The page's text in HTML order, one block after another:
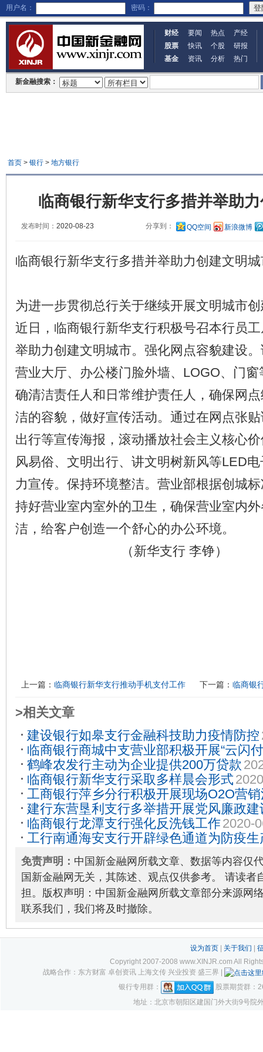
用户名： 密码：
财经 要闻 热点
产经
股票
快讯 个股
研报
基金
资讯 分析 热门
新金融搜索：
首页> 银行> 地方银行
临商银行新华支行多措并举助
发布时间： 2020-08-23 分享到： QQ空间 新浪微博
临商银行新华支行多措并举助力创建文明
为进一步贯彻总行关于继续开展文明城市
近日，临商银行新华支行积极号召本行员
举助力创建文明城市。强化网点容貌建设
营业大厅、办公楼门脸外墙、LOGO、门
确清洁责任人和日常维护责任人，确保网
洁的容貌，做好宣传活动。通过在网点张
出行等宣传海报，滚动播放社会主义核心
风易俗、文明出行、讲文明树新风等LED
力宣传。保持环境整洁。营业部根据创城
持好营业室内室外的卫生，确保营业室内
洁，给客户创造一个舒心的办公环境。
（新华支行 李铮）
上一篇： 临商银行新华支行推动手机支付工作 下一篇： 临商银
>相关文章
建设银行如皋支行金融科技助力疫情防控
临商银行商城中支营业部积极开展“云闪
30
鹤峰农发行主动为企业提供200万贷款
临商银行新华支行采取多样晨会形式
工商银行萍乡分行积极开展现场O2O营
建行东营垦利支行多举措开展党风廉政建
临商银行龙潭支行强化反洗钱工作2020-
工行南通海安支行开辟绿色通道为防疫
2020-03-17
免责声明： 中国新金融网所载文章、数据等内容仅
国新金融网无关，其陈述、观点仅供参考。 请读者
担。版权声明：中国新金融网所载文章部分来源网
联系我们，我们将及时撤除。
设为首页| 关于我们
Copyright 2007-2008 www.XINJR.com All
战略合作：东方财富 卓创资讯 上海文传 兴业投资 盛三界 |
银行专用群：
股票期货群：
地址：北京市朝阳区建国门外大街9号院